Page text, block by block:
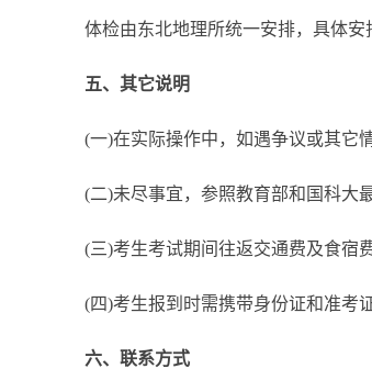
体检由东北地理所统一安排，具体安
五、其它说明
(一)在实际操作中，如遇争议或其它情
(二)未尽事宜，参照教育部和国科大最
(三)考生考试期间往返交通费及食宿费
(四)考生报到时需携带身份证和准考证
六、联系方式